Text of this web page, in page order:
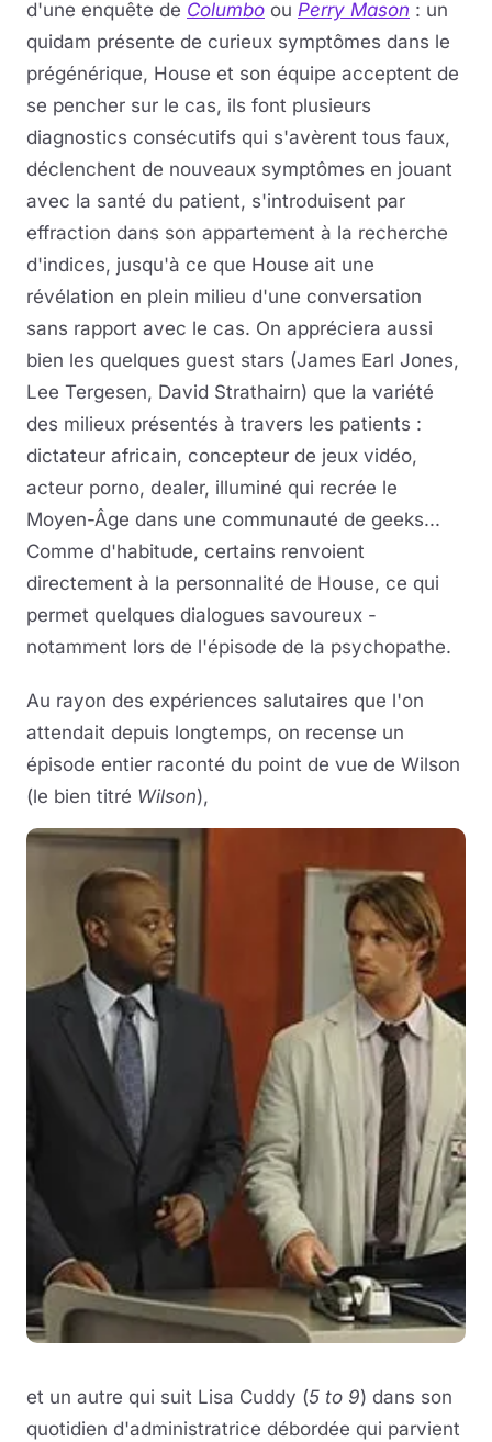
d'une enquête de Columbo ou Perry Mason : un
quidam présente de curieux symptômes dans le
prégénérique, House et son équipe acceptent de
se pencher sur le cas, ils font plusieurs
diagnostics consécutifs qui s'avèrent tous faux,
déclenchent de nouveaux symptômes en jouant
avec la santé du patient, s'introduisent par
effraction dans son appartement à la recherche
d'indices, jusqu'à ce que House ait une
révélation en plein milieu d'une conversation
sans rapport avec le cas. On appréciera aussi
bien les quelques guest stars (James Earl Jones,
Lee Tergesen, David Strathairn) que la variété
des milieux présentés à travers les patients :
dictateur africain, concepteur de jeux vidéo,
acteur porno, dealer, illuminé qui recrée le
Moyen-Âge dans une communauté de geeks...
Comme d'habitude, certains renvoient
directement à la personnalité de House, ce qui
permet quelques dialogues savoureux -
notamment lors de l'épisode de la psychopathe.
Au rayon des expériences salutaires que l'on
attendait depuis longtemps, on recense un
épisode entier raconté du point de vue de Wilson
(le bien titré Wilson),
et un autre qui suit Lisa Cuddy (5 to 9) dans son
quotidien d'administratrice débordée qui parvient